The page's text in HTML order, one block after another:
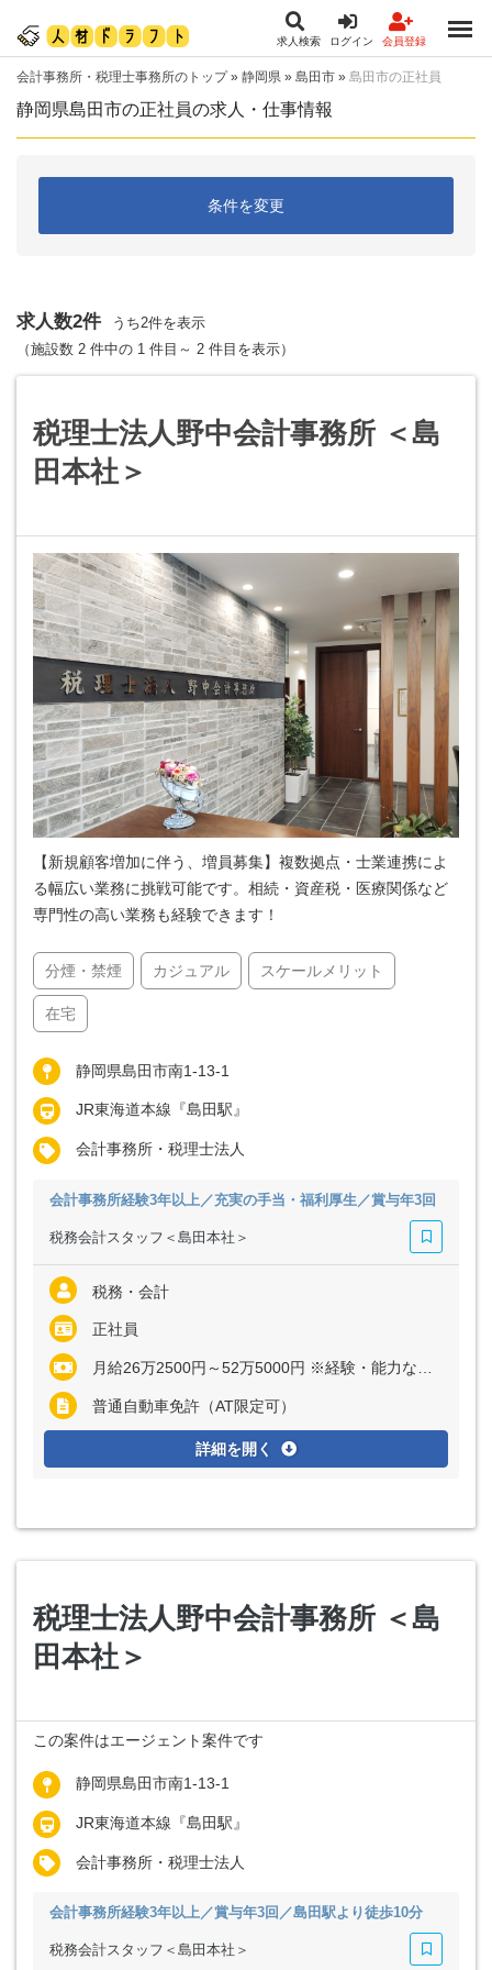
求人検索 ログイン 会員登録
会計事務所・税理士事務所のトップ» 静岡県 » 島田市 » 島田市の正社員
静岡県島田市の正社員の求人・仕事情報
条件を変更
求人数2件
うち2件を表示
（施設数 2 件中の 1 件目～ 2 件目を表示）
税理士法人野中会計事務所 ＜島
田本社＞
【新規顧客増加に伴う、増員募集】複数拠点・士業連携によ
る幅広い業務に挑戦可能です。相続・資産税・医療関係など
専門性の高い業務も経験できます！
分煙・禁煙 カジュアル スケールメリット
在宅
静岡県島田市南1-13-1
JR東海道本線『島田駅』
会計事務所・税理士法人
会計事務所経験3年以上／充実の手当・福利厚生／賞与年3回
税務会計スタッフ＜島田本社＞
税務・会計
正社員
月給26万2500円～52万5000円 ※経験・能力など考慮の上、決定いたします ※上記に固定残業代（月40時間分＝6万2500円～12万5000円）を含む ※超過分は別途全額支給
普通自動車免許（AT限定可）
詳細を開く
税理士法人野中会計事務所 ＜島
田本社＞
この案件はエージェント案件です
静岡県島田市南1-13-1
JR東海道本線『島田駅』
会計事務所・税理士法人
会計事務所経験3年以上／賞与年3回／島田駅より徒歩10分
税務会計スタッフ＜島田本社＞